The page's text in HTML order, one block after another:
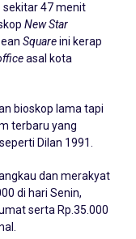
sekitar 47 menit
New Star
Squareini kerap
asal kota
bioskop lama tapi
terbaru yang
Dilan 1991.
dan merakyat
di hari Senin,
serta Rp.35.000